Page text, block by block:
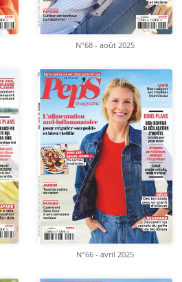
N°68 - août 2025
N°66 - avril 2025